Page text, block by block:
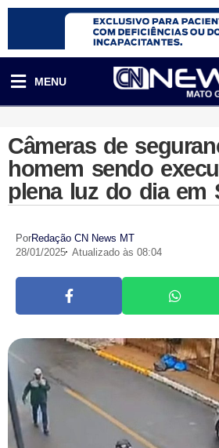
MENU
Câmeras de
homem sendo
plena luz do dia em
PorRedação CN News MT
28/01/2025 Atualizado às 08:04